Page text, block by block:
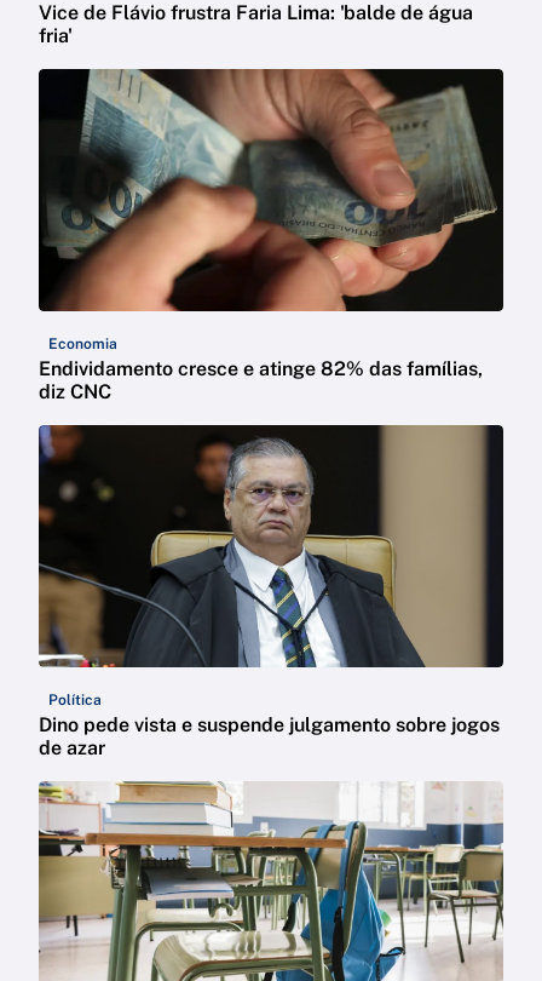
Vice de Flávio frustra Faria Lima: 'balde de água
fria'
Economia
Endividamento cresce e atinge 82% das famílias,
diz CNC
Política
Dino pede vista e suspende julgamento sobre jogos
de azar